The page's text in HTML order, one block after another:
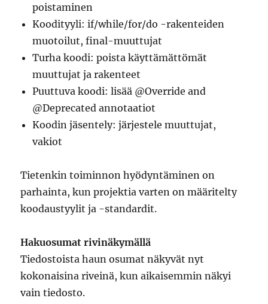
poistaminen
Koodityyli: if/while/for/do -rakenteiden
muotoilut, final-muuttujat
Turha koodi: poista käyttämättömät
muuttujat ja rakenteet
Puuttuva koodi: lisää @Override and
@Deprecated annotaatiot
Koodin jäsentely: järjestele muuttujat,
vakiot
Tietenkin toiminnon hyödyntäminen on
parhainta, kun projektia varten on määritelty
koodaustyylit ja -standardit.
Hakuosumat rivinäkymällä
Tiedostoista haun osumat näkyvät nyt
kokonaisina riveinä, kun aikaisemmin näkyi
vain tiedosto.